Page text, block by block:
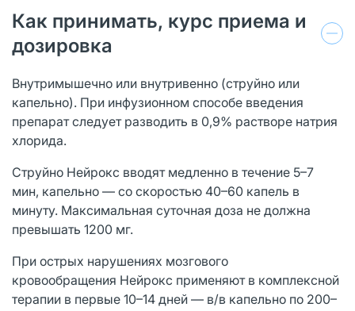
Как принимать, курс приема и
дозировка
Внутримышечно или внутривенно (струйно или
капельно). При инфузионном способе введения
препарат следует разводить в 0,9% растворе натрия
хлорида.
Струйно Нейрокс вводят медленно в течение 5–7
мин, капельно — со скоростью 40–60 капель в
минуту. Максимальная суточная доза не должна
превышать 1200 мг.
При острых нарушениях мозгового
кровообращения Нейрокс применяют в комплексной
терапии в первые 10–14 дней — в/в капельно по 200–